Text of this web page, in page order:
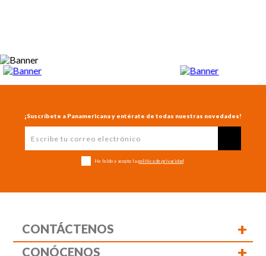
¡Suscríbete a Panamericana y entérate de todas nuestras novedades!
He leído y acepto la política de privacidad
CONTÁCTENOS +
CONÓCENOS +